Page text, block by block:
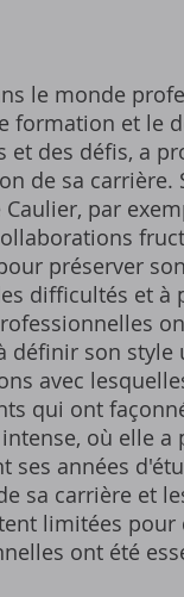
le monde
formation et le
et des défis, a
de sa
par
préserver
difficultés et
définir son
avec
qui ont
où elle
ses années
sa carrière et
limitées
ont été